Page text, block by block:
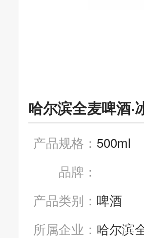
哈尔滨全麦啤酒·
产品规格： 500ml
品牌：
产品类别： 啤酒
所属企业： 哈尔滨